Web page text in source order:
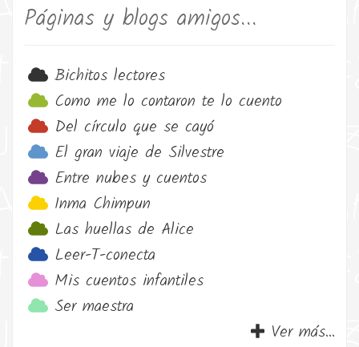
Páginas y blogs amigos...
Bichitos lectores
Como me lo contaron te lo cuento
Del círculo que se cayó
El gran viaje de Silvestre
Entre nubes y cuentos
Inma Chimpun
Las huellas de Alice
Leer-T-conecta
Mis cuentos infantiles
Ser maestra
Ver más...